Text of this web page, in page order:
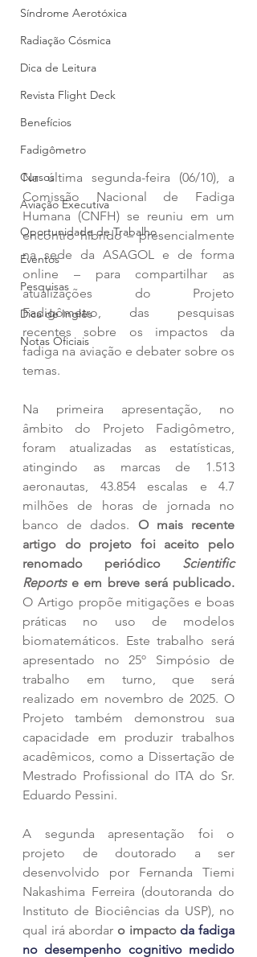
Síndrome Aerotóxica
Radiação Cósmica
Dica de Leitura
Revista Flight Deck
Benefícios
Fadigômetro
Cursos
Aviação Executiva
Oportunidade de Trabalho
Eventos
Pesquisas
Dica de Inglês
Notas Oficiais
Na última segunda-feira (06/10), a
Comissão Nacional de Fadiga
Humana (CNFH) se reuniu em um
encontro híbrido – presencialmente
na sede da ASAGOL e de forma
online – para compartilhar as
atualizações do Projeto
Fadigômetro, das pesquisas
recentes sobre os impactos da
fadiga na aviação e debater sobre os
temas.
Na primeira apresentação, no
âmbito do Projeto Fadigômetro,
foram atualizadas as estatísticas,
atingindo as marcas de 1.513
aeronautas, 43.854 escalas e 4.7
milhões de horas de jornada no
banco de dados. O mais recente
artigo do projeto foi aceito pelo
renomado periódico Scientific
Reports e em breve será publicado.
O Artigo propõe mitigações e boas
práticas no uso de modelos
biomatemáticos. Este trabalho será
apresentado no 25º Simpósio de
trabalho em turno, que será
realizado em novembro de 2025. O
Projeto também demonstrou sua
capacidade em produzir trabalhos
acadêmicos, como a Dissertação de
Mestrado Profissional do ITA do Sr.
Eduardo Pessini.
A segunda apresentação foi o
projeto de doutorado a ser
desenvolvido por Fernanda Tiemi
Nakashima Ferreira (doutoranda do
Instituto de Biociências da USP), no
qual irá abordar o impacto da fadiga
no desempenho cognitivo medido